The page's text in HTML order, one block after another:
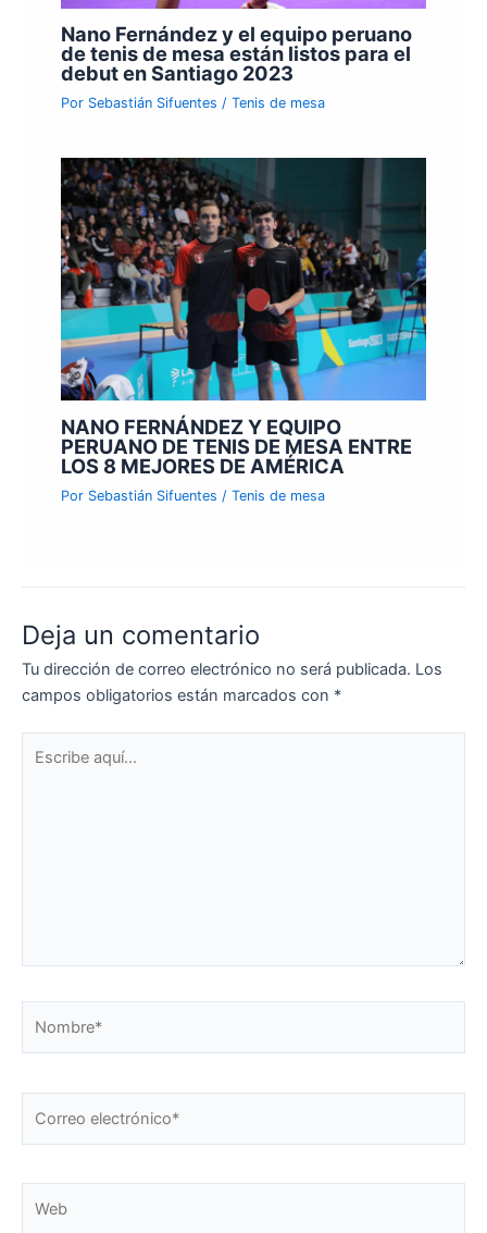
Nano Fernández y el equipo peruano
de tenis de mesa están listos para el
debut en Santiago 2023
Por Sebastián Sifuentes/Tenis de mesa
NANO FERNÁNDEZ Y EQUIPO
PERUANO DE TENIS DE MESA ENTRE
LOS 8 MEJORES DE AMÉRICA
Por Sebastián Sifuentes/Tenis de mesa
Deja un comentario
Tu dirección de correo electrónico no será publicada. Los
campos obligatorios están marcados con *
electrónico*